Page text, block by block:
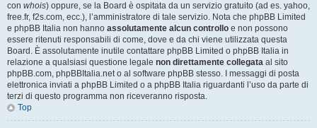
con whois) oppure, se la Board è ospitata da un servizio gratuito (ad es. yahoo,
free.fr, f2s.com, ecc.), l’amministratore di tale servizio. Nota che phpBB Limited
e phpBB Italia non hanno assolutamente alcun controllo e non possono
essere ritenuti responsabili di come, dove e da chi viene utilizzata questa
Board. È assolutamente inutile contattare phpBB Limited o phpBB Italia in
relazione a qualsiasi questione legale non direttamente collegata al sito
phpBB.com, phpBBItalia.net o al software phpBB stesso. I messaggi di posta
elettronica inviati a phpBB Limited o a phpBB Italia riguardanti l’uso da parte di
terzi di questo programma non riceveranno risposta.
Top